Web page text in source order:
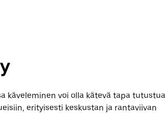
käveleminen voi olla kätevä tapa tutustua
erityisesti keskustan ja rantaviivan